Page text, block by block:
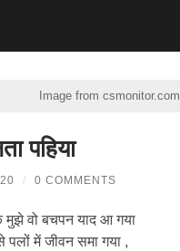
Image from csmonitor.com
पहिया
/ 0 COMMENTS
वो बचपन याद आ गया
पलों में जीवन समा गया ,